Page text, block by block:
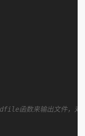
函数来输出文件，对